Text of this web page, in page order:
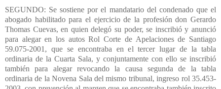
SEGUNDO: Se sostiene por el mandatario del condenado que el
abogado habilitado para el ejercicio de la profesión don Gerardo
Thomas Cuevas, en quien delegó su poder, se inscribió y anunció
para alegar en los autos Rol Corte de Apelaciones de Santiago
59.075-2001, que se encontraba en el tercer lugar de la tabla
ordinaria de la Cuarta Sala, y conjuntamente con ello se inscribió
también para alegar revocando la causa segunda de la tabla
ordinaria de la Novena Sala del mismo tribunal, ingreso rol 35.453-